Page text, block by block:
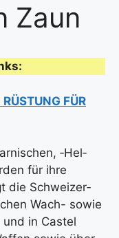
Zaun
RÜSTUNG FÜR
‑Hel­
für ihre
die Schwei­zer­
Wach- sowie
in Cas­tel